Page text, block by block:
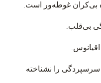
بی‌کران غوطه‌ور است.
بی‌قلب.
را نشناخته